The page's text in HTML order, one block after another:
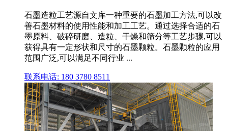
石墨造粒工艺源自文库一种重要的石墨加工方法,可以改
善石墨材料的使用性能和加工工艺。通过选择合适的石
墨原料、破碎研磨、造粒、干燥和筛分等工艺步骤,可以
获得具有一定形状和尺寸的石墨颗粒。石墨颗粒的应用
范围广泛,可以满足不同行业 ...
联系电话: 180 3780 8511